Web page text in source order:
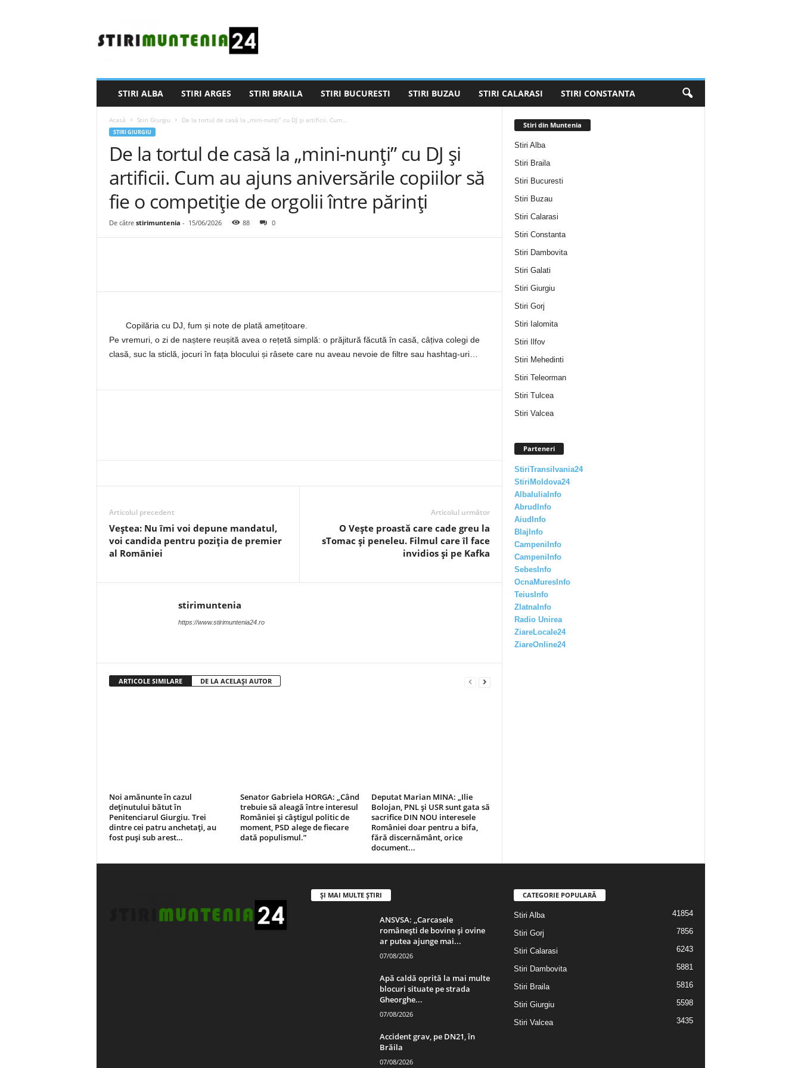
r
STIRI ALBA STIRI ARGES STIRI BRAILA STIRI BUCURESTI STIRI BUZAU STIRI CALARASI STIRI CONSTANTA
Acasă Stiri Giurgiu De la tortul de casă la „mini-nunți” cu DJ și artificii. Cum...
STIRI GIURGIU
De la tortul de casă la „mini-nunți” cu DJ și
artificii. Cum au ajuns aniversările copiilor să
fie o competiție de orgolii între părinți
De către stirimuntenia - 15/06/2026 88 0
Copilăria cu DJ, fum și note de plată amețitoare.
Pe vremuri, o zi de naștere reușită avea o rețetă simplă: o prăjitură făcută în casă, câțiva colegi de
clasă, suc la sticlă, jocuri în fața blocului și râsete care nu aveau nevoie de filtre sau hashtag-uri…
Articolul precedent
Veştea: Nu îmi voi depune mandatul,
voi candida pentru poziţia de premier
al României
Articolul următor
O Vește proastă care cade greu la
sTomac și peneleu. Filmul care îl face
invidios și pe Kafka
stirimuntenia
https://www.stirimuntenia24.ro
ARTICOLE SIMILARE DE LA ACELAȘI AUTOR
Noi amănunte în cazul
deținutului bătut în
Penitenciarul Giurgiu. Trei
dintre cei patru anchetați, au
fost puși sub arest…
Senator Gabriela HORGA: „Când
trebuie să aleagă între interesul
României și câștigul politic de
moment, PSD alege de fiecare
dată populismul.”
Deputat Marian MINA: „Ilie
Bolojan, PNL și USR sunt gata să
sacrifice DIN NOU interesele
României doar pentru a bifa,
fără discernământ, orice
document...
Stiri din Muntenia
Stiri Alba
Stiri Braila
Stiri Bucuresti
Stiri Buzau
Stiri Calarasi
Stiri Constanta
Stiri Dambovita
Stiri Galati
Stiri Giurgiu
Stiri Gorj
Stiri Ialomita
Stiri Ilfov
Stiri Mehedinti
Stiri Teleorman
Stiri Tulcea
Stiri Valcea
Parteneri
StiriTransilvania24
StiriMoldova24
AlbaIuliaInfo
AbrudInfo
AiudInfo
BlajInfo
CampeniInfo
CampeniInfo
SebesInfo
OcnaMuresInfo
TeiusInfo
ZlatnaInfo
Radio Unirea
ZiareLocale24
ZiareOnline24
ȘI MAI MULTE ȘTIRI
ANSVSA: ,,Carcasele
românești de bovine și ovine
ar putea ajunge mai...
07/08/2026
Apă caldă oprită la mai multe
blocuri situate pe strada
Gheorghe...
07/08/2026
Accident grav, pe DN21, în
Brăila
07/08/2026
CATEGORIE POPULARĂ
Stiri Alba 41854
Stiri Gorj 7856
Stiri Calarasi 6243
Stiri Dambovita 5881
Stiri Braila 5816
Stiri Giurgiu 5598
Stiri Valcea 3435